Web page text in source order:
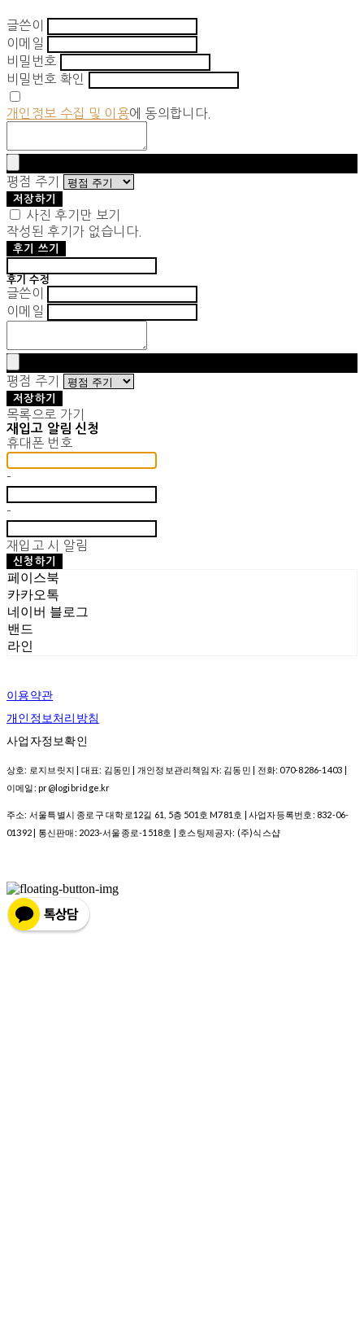
글쓴이
이메일
비밀번호
비밀번호 확인
개인정보 수집 및 이용에 동의합니다.
평점 주기
저장하기
사진 후기만 보기
작성된 후기가 없습니다.
후기 쓰기
후기 수정
글쓴이
이메일
평점 주기
저장하기
목록으로 가기
재입고 알림 신청
휴대폰 번호
-
-
재입고 시 알림
신청하기
페이스북
카카오톡
네이버 블로그
밴드
라인
이용약관
개인정보처리방침
사업자정보확인
상호: 로지브릿지 | 대표: 김동민 | 개인정보관리책임자: 김동민 | 전화: 070-8286-1403 |
이메일: pr@logibridge.kr
주소: 서울특별시 종로구 대학로12길 61, 5층 501호 M781호 | 사업자등록번호: 832-06-
01392 | 통신판매: 2023-서울종로-1518호 | 호스팅제공자: (주)식스샵